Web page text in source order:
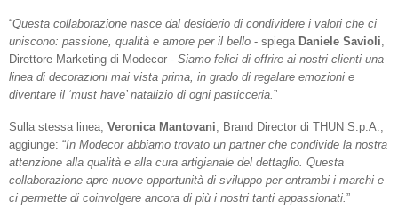
“Questa collaborazione nasce dal desiderio di condividere i valori che ci
uniscono: passione, qualità e amore per il bello - spiega Daniele Savioli,
Direttore Marketing di Modecor - Siamo felici di offrire ai nostri clienti una
linea di decorazioni mai vista prima, in grado di regalare emozioni e
diventare il ‘must have’ natalizio di ogni pasticceria.”
Sulla stessa linea, Veronica Mantovani , Brand Director di THUN S.p.A.
aggiunge: “In Modecor abbiamo trovato un partner che condivide la nostra
attenzione alla qualità e alla cura artigianale del dettaglio. Questa
collaborazione apre nuove opportunità di sviluppo per entrambi i marchi e
ci permette di coinvolgere ancora di più i nostri tanti appassionati. ”